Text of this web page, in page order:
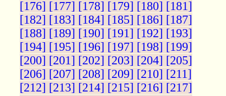
[176] [177] [178] [179] [180] [181]
[182] [183] [184] [185] [186] [187]
[188] [189] [190] [191] [192] [193]
[194] [195] [196] [197] [198] [199]
[200] [201] [202] [203] [204] [205]
[206] [207] [208] [209] [210] [211]
[212] [213] [214] [215] [216] [217]